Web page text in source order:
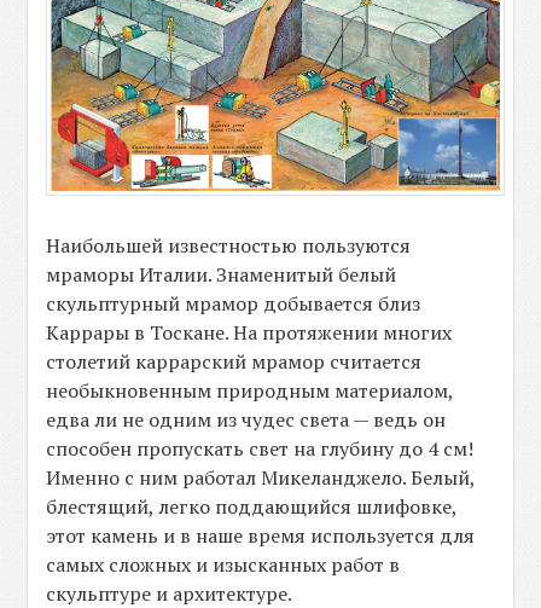
Наибольшей известностью пользуются
мраморы Италии. Знаменитый белый
скульптурный мрамор добывается близ
Каррары в Тоскане. На протяжении многих
столетий каррарский мрамор считается
необыкновенным природным материалом,
едва ли не одним из чудес света — ведь он
способен пропускать свет на глубину до 4 см!
Именно с ним работал Микеланджело. Белый,
блестящий, легко поддающийся шлифовке,
этот камень и в наше время используется для
самых сложных и изысканных работ в
скульптуре и архитектуре.